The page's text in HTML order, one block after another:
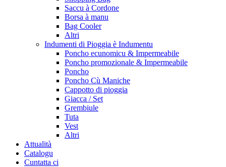
Saccu à Cordone
Borsa à manu
Bag Cooler
Altri
Indumenti di Pioggia è Indumentu
Poncho ecunomicu & Impermeabile
Poncho promozionale & Impermeabile
Poncho
Poncho Cù Maniche
Cappotto di pioggia
Giacca / Set
Grembiule
Tuta
Vest
Altri
Attualità
Catalogu
Cuntatta ci